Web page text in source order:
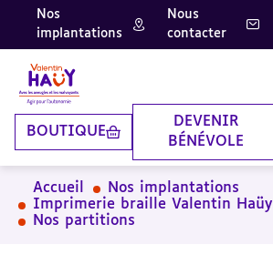
Aller
contenu
principal
Aller
pied
de
page
Aller
la
recherche
Nos
implantations
Nous
contacter
BOUTIQUE
DEVENIR
BÉNÉVOLE
Accueil
Nos implantations
Imprimerie braille Valentin Haüy
Nos partitions